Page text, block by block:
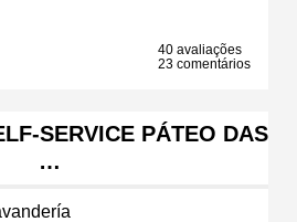
40 avaliações
23 comentários
SERVICE PÁTEO DAS
…